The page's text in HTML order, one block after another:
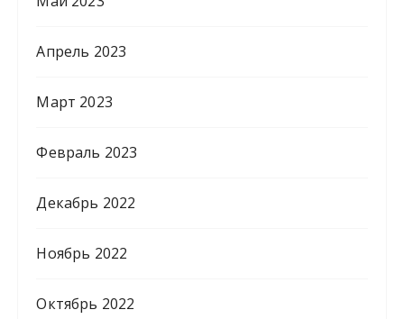
Апрель 2023
Март 2023
Февраль 2023
Декабрь 2022
Ноябрь 2022
Октябрь 2022